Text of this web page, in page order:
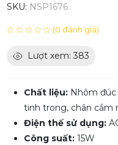
SKU: NSP1676
(0 đánh giá)
Lượt xem: 383
Chất liệu: Nhôm
tinh trong, chân cắm
Điện thế sử dụng:
Công suất: 15W